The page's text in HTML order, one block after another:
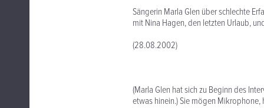
Sängerin Marla Glen über schlechte
mit Nina Hagen, den letzten Urlaub,
(28.08.2002)
(Marla Glen hat sich zu Beginn des
etwas hinein.) Sie mögen Mikrophone,